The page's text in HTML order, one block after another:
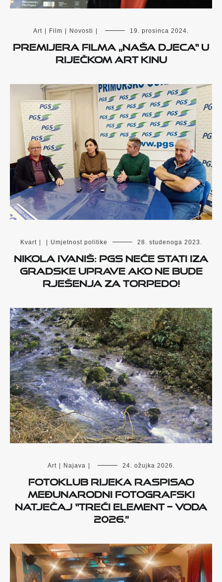
Art Film Novosti 19. prosinca 2024.
Premijera filma „Naša djeca“ u
riječkom Art kinu
Kvart | | Umjetnost politike 28. studenoga 2023.
Nikola Ivaniš: PGS neće stati iza
gradske Uprave ako ne bude
rješenja za torpedo!
Art | Najava | 24. ožujka 2026.
Fotoklub Rijeka raspisao
međunarodni fotografski
natječaj “Treći element – voda
2026.”